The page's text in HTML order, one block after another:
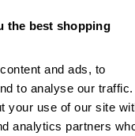
the best shopping
and ads, to
to analyse our traffic.
your use of our site
analytics partners
Lapalma
Bauhaus
Rústico